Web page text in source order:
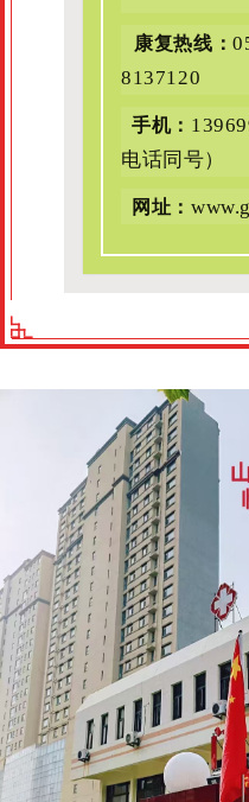
康复热线 ：
8137120
手机：
电话同号）
网址：